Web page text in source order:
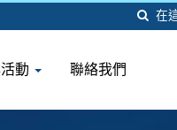
動 聯絡我們